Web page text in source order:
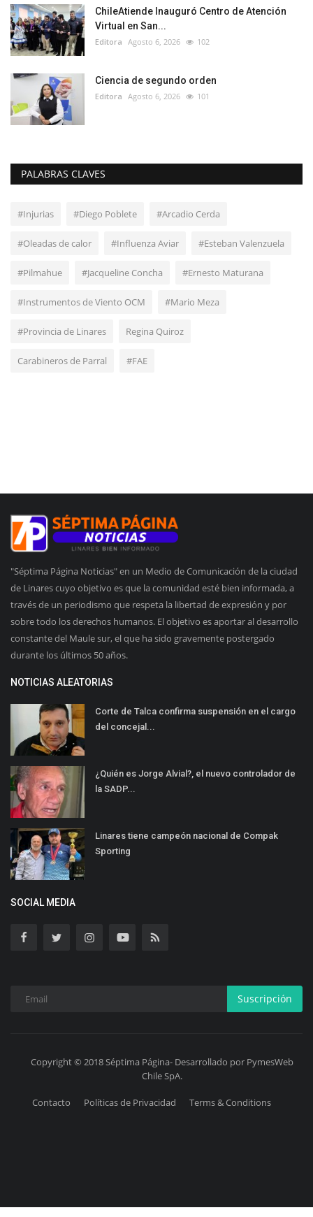
ChileAtiende Inauguró Centro de Atención
Virtual en San...
Editora Agosto 6, 2026 102
Ciencia de segundo orden
Editora Agosto 6, 2026 101
PALABRAS CLAVES
#Injurias #Diego Poblete #Arcadio Cerda
#Oleadas de calor #Influenza Aviar #Esteban Valenzuela
#Pilmahue #Jacqueline Concha #Ernesto Maturana
#Instrumentos de Viento OCM #Mario Meza
#Provincia de Linares Regina Quiroz
Carabineros de Parral #FAE
"Séptima Página Noticias" en un Medio de Comunicación de la ciudad
de Linares cuyo objetivo es que la comunidad esté bien informada, a
través de un periodismo que respeta la libertad de expresión y por
sobre todo los derechos humanos. El objetivo es aportar al desarrollo
constante del Maule sur, el que ha sido gravemente postergado
durante los últimos 50 años.
NOTICIAS ALEATORIAS
Corte de Talca confirma suspensión en el cargo
del concejal...
¿Quién es Jorge Alvial?, el nuevo controlador de
la SADP...
Linares tiene campeón nacional de Compak
Sporting
SOCIAL MEDIA
Suscripción
Copyright © 2018 Séptima Página- Desarrollado por PymesWeb
Chile SpA.
Contacto Políticas de Privacidad Terms & Conditions